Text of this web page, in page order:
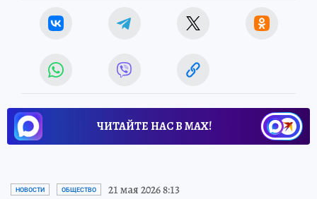
ЧИТАЙТЕ НАС В МАХ!
НОВОСТИ ОБЩЕСТВО 21 мая 2026 8:13